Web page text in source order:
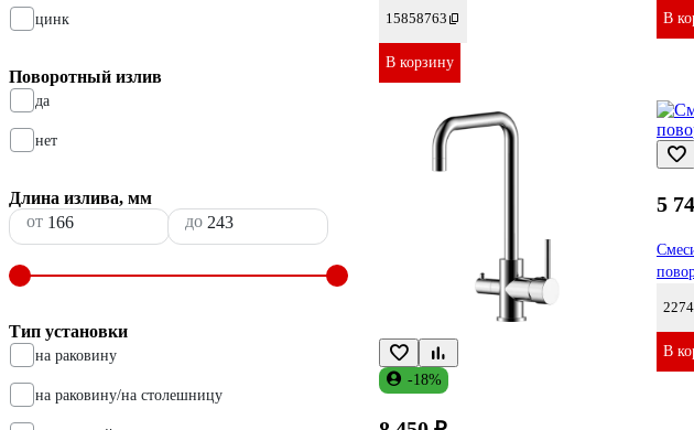
цинк
Поворотный излив
да
нет
Длина излива, мм
от
до
Тип установки
на раковину
на раковину/на столешницу
15858763
В корзину
В
-18%
5
В